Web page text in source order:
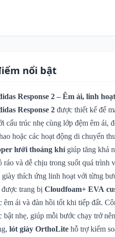
nổi bật
Response 2 – Êm ái, linh
Response 2 được thiết kế để
cấu trúc nhẹ cùng lớp đệm êm ái,
hoặc các hoạt động di chuyển
lưới thoáng khígiúp tăng khả
ráo và dễ chịu trong suốt quá trình
giày thích ứng linh hoạt với từng
trang bị Cloudfoam+ EVA
êm ái và đàn hồi tốt khi tiếp đất.
bật nhẹ, giúp mỗi bước chạy trở
lót giày OrthoLite hỗ trợ kiểm